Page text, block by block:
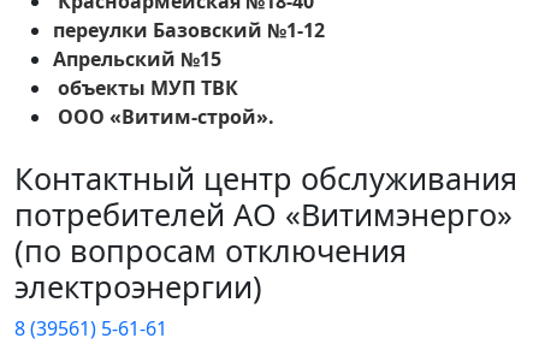
переулки Базовский №1-12
Апрельский №15
объекты МУП ТВК
ООО «Витим-строй».
Контактный центр обслуживания
потребителей АО «Витимэнерго»
(по вопросам отключения
электроэнергии)
8 (39561) 5-61-61